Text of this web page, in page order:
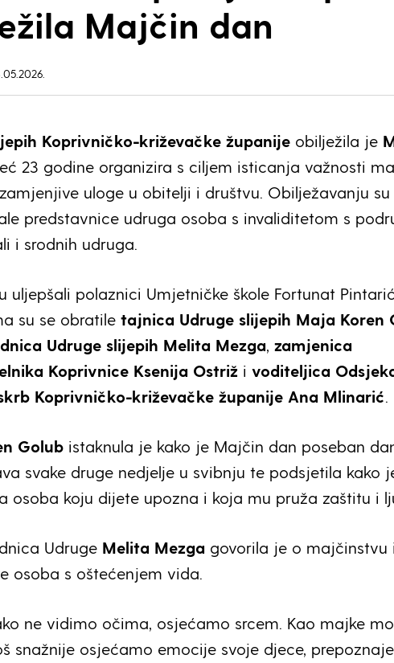
Majčin dan
Koprivničko-križevačke županije obilježila je
23 godine organizira s ciljem isticanja važnosti
uloge u obitelji i društvu. Obilježavanju su
predstavnice udruga osoba s invaliditetom s
i srodnih udruga.
uljepšali polaznici Umjetničke škole Fortunat
su se obratile tajnica Udruge slijepih Maja Koren
Udruge slijepih Melita Mezga zamjenica
Koprivnice Ksenija Ostriž i voditeljica
Koprivničko-križevačke županije Ana Mlinarić
Golub istaknula je kako je Majčin dan poseban
svake druge nedjelje u svibnju te podsjetila kako
osoba koju dijete upozna i koja mu pruža zaštitu i
Udruge Melita Mezga govorila je o majčinstvu
osoba s oštećenjem vida.
ne vidimo očima, osjećamo srcem. Kao majke
snažnije osjećamo emocije svoje djece,